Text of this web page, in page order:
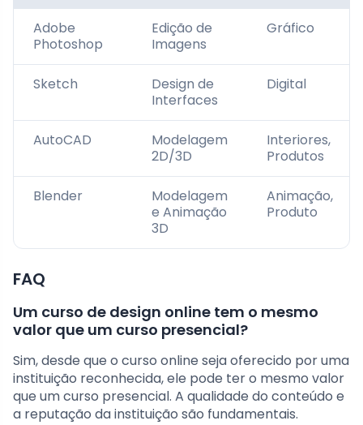
Adobe
Photoshop
Edição de
Imagens
Gráfico
Sketch
Design de
Interfaces
Digital
AutoCAD
Modelagem
2D/3D
Interiores,
Produtos
Blender
Modelagem
e Animação
3D
Animação,
Produto
FAQ
Um curso de design online tem o mesmo
valor que um curso presencial?
Sim, desde que o curso online seja oferecido por uma
instituição reconhecida, ele pode ter o mesmo valor
que um curso presencial. A qualidade do conteúdo e
a reputação da instituição são fundamentais.